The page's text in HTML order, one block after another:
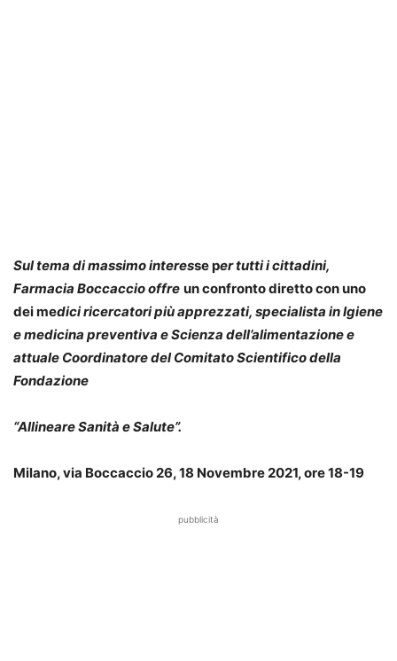
Sul tema di massimo interesse per tutti i cittadini,
Farmacia Boccaccio offre un confronto diretto con uno
dei medici ricercatori più apprezzati, specialista in Igiene
e medicina preventiva e Scienza dell’alimentazione e
attuale Coordinatore del Comitato Scientifico della
Fondazione
“Allineare Sanità e Salute”.
Milano, via Boccaccio 26, 18 Novembre 2021, ore 18-19
pubblicità